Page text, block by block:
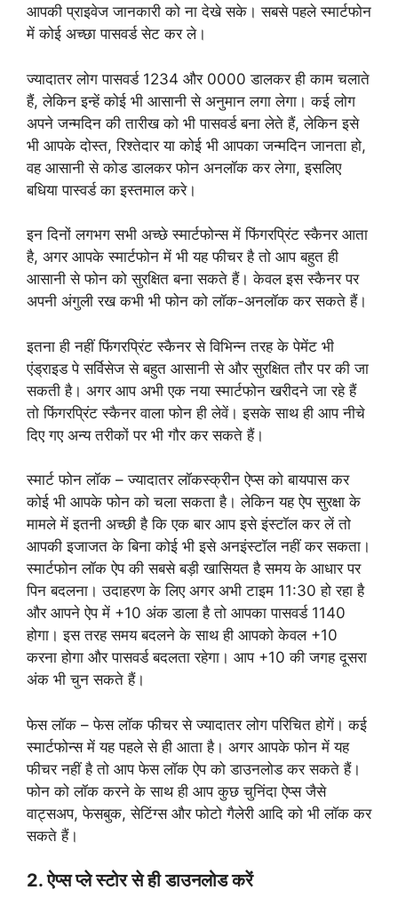
आपकी प्राइवेज जानकारी को ना देखे सके। सबसे पहले स्मार्टफोन
में कोई अच्छा पासवर्ड सेट कर ले।
ज्यादातर लोग पासवर्ड 1234 और 0000 डालकर ही काम चलाते
हैं, लेकिन इन्हें कोई भी आसानी से अनुमान लगा लेगा। कई लोग
अपने जन्मदिन की तारीख को भी पासवर्ड बना लेते हैं, लेकिन इसे
भी आपके दोस्त, रिश्तेदार या कोई भी आपका जन्मदिन जानता हो,
वह आसानी से कोड डालकर फोन अनलॉक कर लेगा, इसलिए
बधिया पास्वर्ड का इस्तमाल करे।
इन दिनों लगभग सभी अच्छे स्मार्टफोन्स में फिंगरप्रिंट स्कैनर आता
है, अगर आपके स्मार्टफोन में भी यह फीचर है तो आप बहुत ही
आसानी से फोन को सुरक्षित बना सकते हैं। केवल इस स्कैनर पर
अपनी अंगुली रख कभी भी फोन को लॉक-अनलॉक कर सकते हैं।
इतना ही नहीं फिंगरप्रिंट स्कैनर से विभिन्न तरह के पेमेंट भी
एंड्राइड पे सर्विसेज से बहुत आसानी से और सुरक्षित तौर पर की जा
सकती है। अगर आप अभी एक नया स्मार्टफोन खरीदने जा रहे हैं
तो फिंगरप्रिंट स्कैनर वाला फोन ही लेवें। इसके साथ ही आप नीचे
दिए गए अन्य तरीकों पर भी गौर कर सकते हैं।
स्मार्ट फोन लॉक – ज्यादातर लॉकस्क्रीन ऐप्स को बायपास कर
कोई भी आपके फोन को चला सकता है। लेकिन यह ऐप सुरक्षा के
मामले में इतनी अच्छी है कि एक बार आप इसे इंस्टॉल कर लें तो
आपकी इजाजत के बिना कोई भी इसे अनइंस्टॉल नहीं कर सकता।
स्मार्टफोन लॉक ऐप की सबसे बड़ी खासियत है समय के आधार पर
पिन बदलना। उदाहरण के लिए अगर अभी टाइम 11:30 हो रहा है
और आपने ऐप में +10 अंक डाला है तो आपका पासवर्ड 1140
होगा। इस तरह समय बदलने के साथ ही आपको केवल +10
करना होगा और पासवर्ड बदलता रहेगा। आप +10 की जगह दूसरा
अंक भी चुन सकते हैं।
फेस लॉक – फेस लॉक फीचर से ज्यादातर लोग परिचित होगें। कई
स्मार्टफोन्स में यह पहले से ही आता है। अगर आपके फोन में यह
फीचर नहीं है तो आप फेस लॉक ऐप को डाउनलोड कर सकते हैं।
फोन को लॉक करने के साथ ही आप कुछ चुनिंदा ऐप्स जैसे
वाट्सअप, फेसबुक, सेटिंग्स और फोटो गैलेरी आदि को भी लाॅक कर
सकते हैं।
2. ऐप्स प्ले स्टोर से ही डाउनलोड करें